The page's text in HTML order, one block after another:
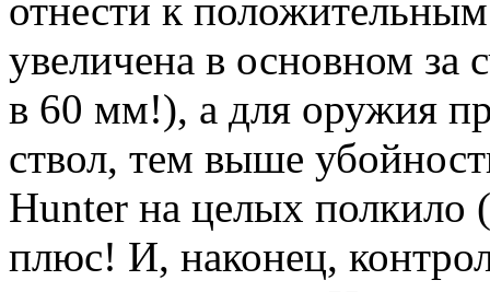
отнести к
увеличена в основном за
в 60 мм!), а для оружия
ствол, тем выше
Hunter на целых полкило
плюс! И, наконец,